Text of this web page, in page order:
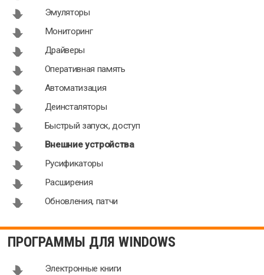
Эмуляторы
Мониторинг
Драйверы
Оперативная память
Автоматизация
Деинсталяторы
Быстрый запуск, доступ
Внешние устройства
Русификаторы
Расширения
Обновления, патчи
ПРОГРАММЫ ДЛЯ WINDOWS
Электронные книги